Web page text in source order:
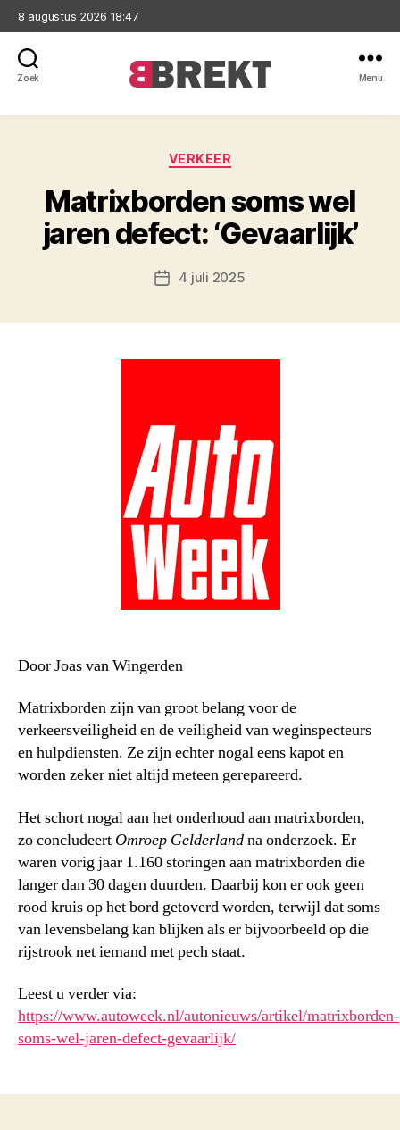
8 augustus 2026 18:47
Zoek Menu
Categorieën
VERKEER
Matrixborden soms wel
jaren defect: ‘Gevaarlijk’
Berichtdatum
4 juli 2025
Door Joas van Wingerden
Matrixborden zijn van groot belang voor de
verkeersveiligheid en de veiligheid van weginspecteurs
en hulpdiensten. Ze zijn echter nogal eens kapot en
worden zeker niet altijd meteen gerepareerd.
Het schort nogal aan het onderhoud aan matrixborden,
zo concludeert Omroep Gelderlandna onderzoek. Er
waren vorig jaar 1.160 storingen aan matrixborden die
langer dan 30 dagen duurden. Daarbij kon er ook geen
rood kruis op het bord getoverd worden, terwijl dat soms
van levensbelang kan blijken als er bijvoorbeeld op die
rijstrook net iemand met pech staat.
Leest u verder via:
https://www.autoweek.nl/autonieuws/artikel/matrixborden-
soms-wel-jaren-defect-gevaarlijk/